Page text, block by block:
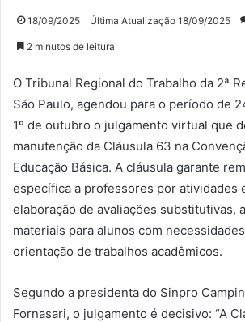
18/09/2025 Última Atualização 18/09/2025
2 minutos de leitura
O Tribunal Regional do Trabalho da 2ª
São Paulo, agendou para o período de
1º de outubro o julgamento virtual que
manutenção da Cláusula 63 na
Educação Básica. A cláusula garante
específica a professores por atividades
elaboração de avaliações substitutivas,
materiais para alunos com
orientação de trabalhos acadêmicos.
Segundo a presidenta do Sinpro
Fornasari, o julgamento é decisivo: “A